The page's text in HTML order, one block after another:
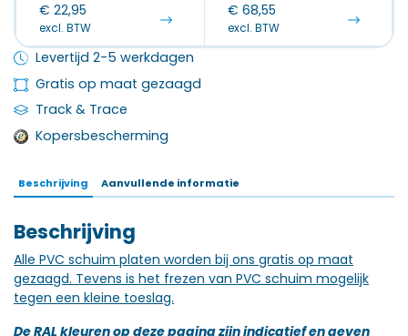
€ 22,95
excl. BTW
€ 68,55
excl. BTW
Levertijd 2-5 werkdagen
Gratis op maat gezaagd
Track & Trace
Kopersbescherming
Beschrijving Aanvullende informatie
Beschrijving
Alle PVC schuim platen worden bij ons gratis op maat
gezaagd. Tevens is het frezen van PVC schuim mogelijk
tegen een kleine toeslag.
De RAL kleuren op deze pagina zijn indicatief en geven